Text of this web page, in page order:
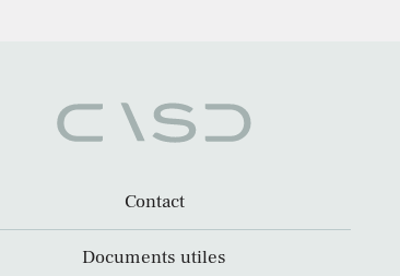
Contact
Documents utiles